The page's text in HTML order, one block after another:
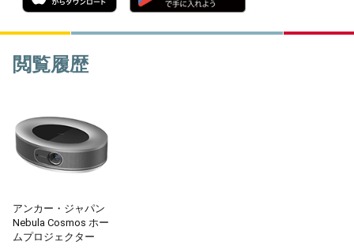
閲覧履歴
アンカー・ジャパン
Nebula Cosmos ホー
ムプロジェクター